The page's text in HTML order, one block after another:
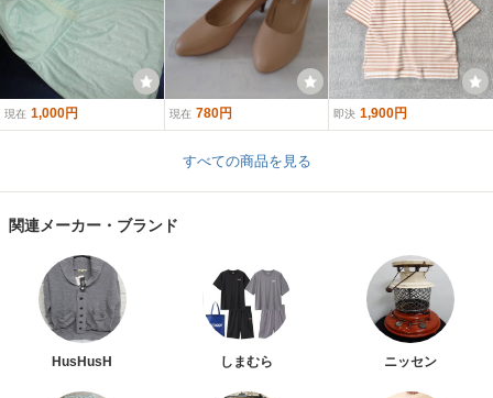
現在 1,000円 現在 780円 即決 1,900円
すべての商品を見る
関連メーカー・ブランド
HusHusH しまむら ニッセン